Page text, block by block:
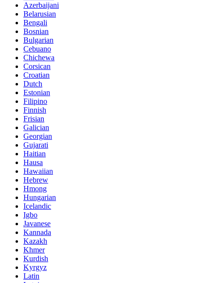
Azerbaijani
Belarusian
Bengali
Bosnian
Bulgarian
Cebuano
Chichewa
Corsican
Croatian
Dutch
Estonian
Filipino
Finnish
Frisian
Galician
Georgian
Gujarati
Haitian
Hausa
Hawaiian
Hebrew
Hmong
Hungarian
Icelandic
Igbo
Javanese
Kannada
Kazakh
Khmer
Kurdish
Kyrgyz
Latin